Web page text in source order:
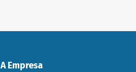
A Empresa